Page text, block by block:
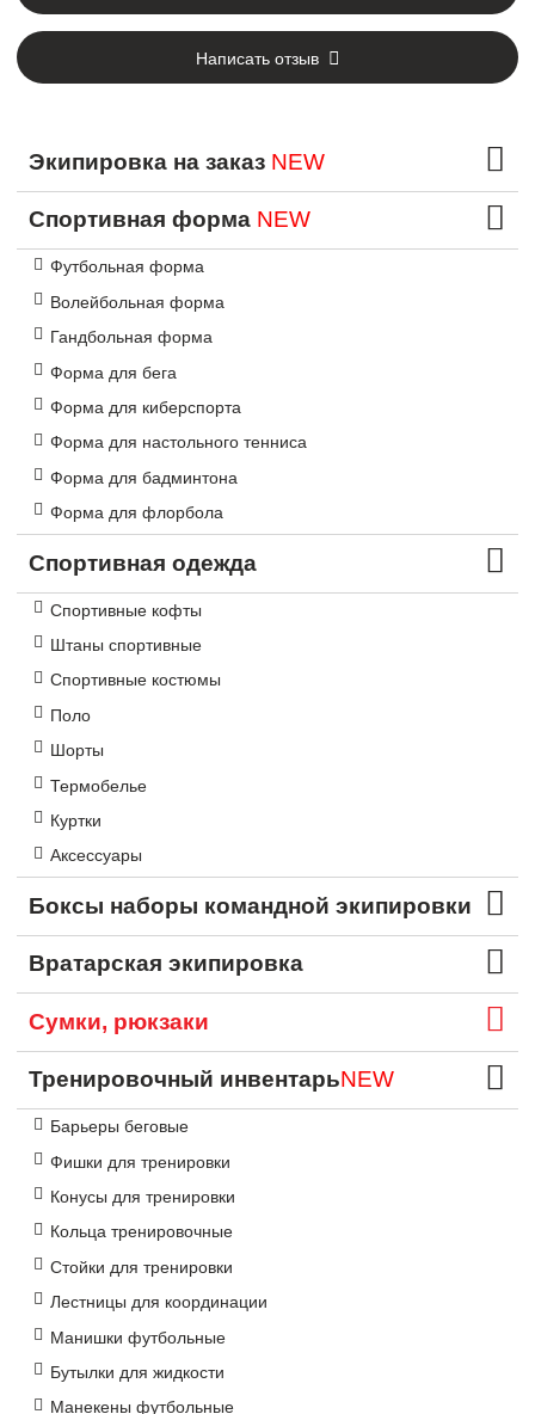
Написать отзыв
Экипировка на заказ NEW
Спортивная форма NEW
Футбольная форма
Волейбольная форма
Гандбольная форма
Форма для бега
Форма для киберспорта
Форма для настольного тенниса
Форма для бадминтона
Форма для флорбола
Спортивная одежда
Спортивные кофты
Штаны спортивные
Спортивные костюмы
Поло
Шорты
Термобелье
Куртки
Аксессуары
Боксы наборы командной экипировки
Вратарская экипировка
Сумки, рюкзаки
Тренировочный инвентарьNEW
Барьеры беговые
Фишки для тренировки
Конусы для тренировки
Кольца тренировочные
Стойки для тренировки
Лестницы для координации
Манишки футбольные
Бутылки для жидкости
Манекены футбольные